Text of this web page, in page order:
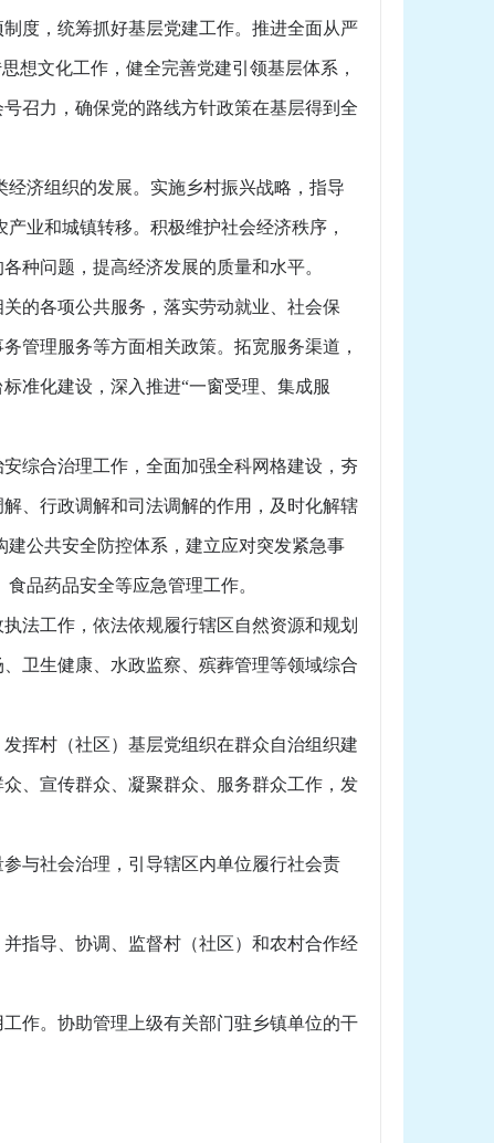
度，统筹抓好基层党建工作。推进全面从严
想文化工作，健全完善党建引领基层体系，
召力，确保党的路线方针政策在基层得到全
济组织的发展。实施乡村振兴战略，指导
业和城镇转移。积极维护社会经济秩序，
种问题，提高经济发展的质量和水平。
的各项公共服务，落实劳动就业、社会保
管理服务等方面相关政策。拓宽服务渠道，
准化建设，深入推进“一窗受理、集成服
合治理工作，全面加强全科网格建设，夯
、行政调解和司法调解的作用，及时化解辖
公共安全防控体系，建立应对突发紧急事
品药品安全等应急管理工作。
工作，依法依规履行辖区自然资源和规划
卫生健康、水政监察、殡葬管理等领域综合
村（社区）基层党组织在群众自治组织建
、宣传群众、凝聚群众、服务群众工作，发
与社会治理，引导辖区内单位履行社会责
指导、协调、监督村（社区）和农村合作经
作。协助管理上级有关部门驻乡镇单位的干